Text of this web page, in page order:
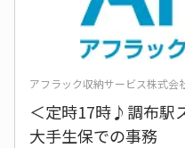
アフラック収納サービス株式会
＜定時17時♪調布駅
大手生保での事務